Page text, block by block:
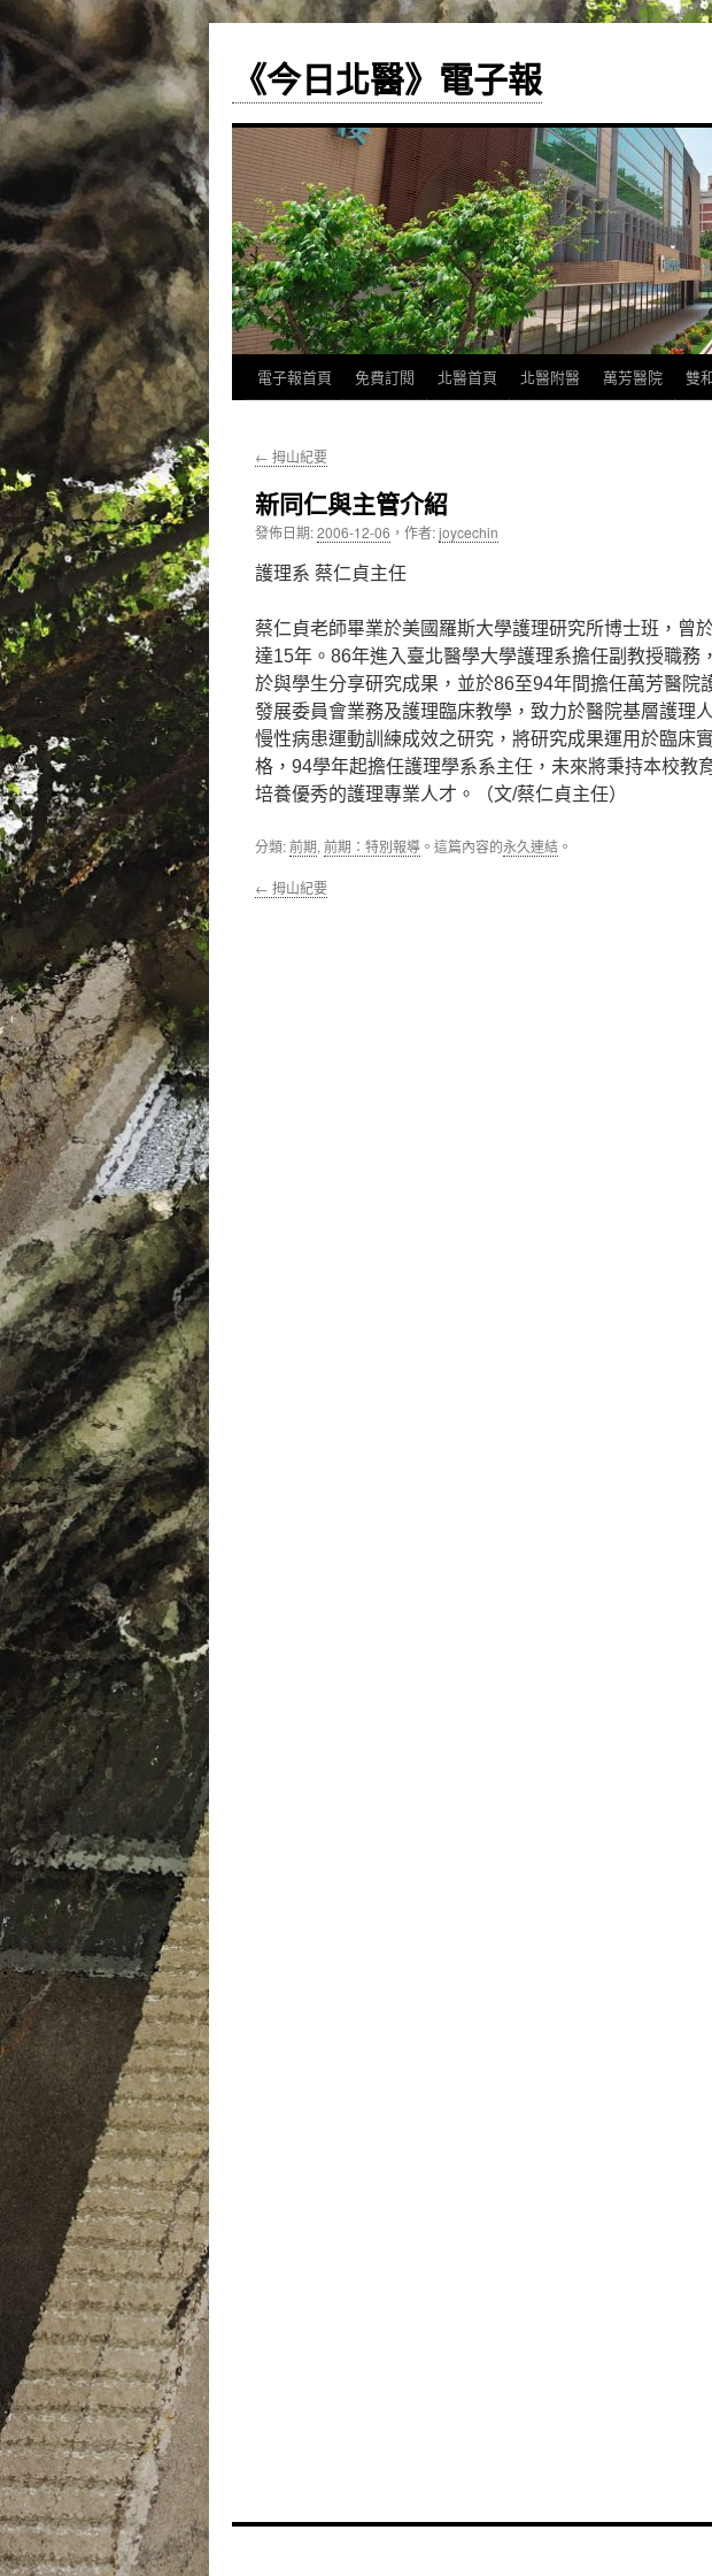
《今日北醫》電子報
跳
主
要
電子報首頁 免費訂閱 北醫首頁 北醫附醫 萬芳醫院 雙
← 拇山紀要
新同仁與主管介紹
發佈日期:2006-12-06 ， 作者:joycechin
護理系 蔡仁貞主任
蔡仁貞老師畢業於美國羅斯大學護理研究所博士班，曾
達15年。86年進入臺北醫學大學護理系擔任副教授職務
於與學生分享研究成果，並於86至94年間擔任萬芳醫院
發展委員會業務及護理臨床教學，致力於醫院基層護理
慢性病患運動訓練成效之研究，將研究成果運用於臨床
格，94學年起擔任護理學系系主任，未來將秉持本校教
培養優秀的護理專業人才。（文/蔡仁貞主任）
分類:前期, 前期：特別報導 。這篇內容的永久連結 。
← 拇山紀要